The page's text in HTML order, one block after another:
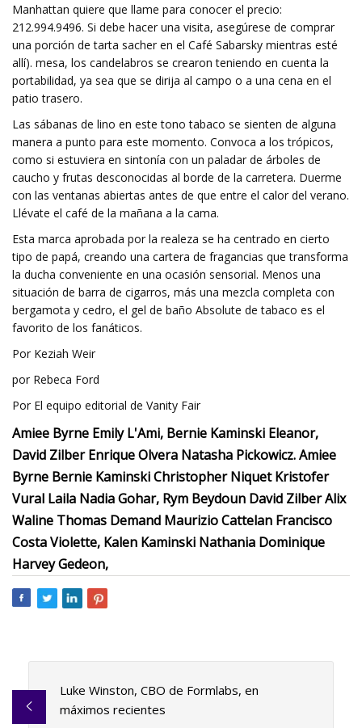
Manhattan quiere que llame para conocer el precio:
212.994.9496. Si debe hacer una visita, asegúrese de comprar
una porción de tarta sacher en el Café Sabarsky mientras esté
allí). mesa, los candelabros se crearon teniendo en cuenta la
portabilidad, ya sea que se dirija al campo o a una cena en el
patio trasero.
Las sábanas de lino en este tono tabaco se sienten de alguna
manera a punto para este momento. Convoca a los trópicos,
como si estuviera en sintonía con un paladar de árboles de
caucho y frutas desconocidas al borde de la carretera. Duerme
con las ventanas abiertas antes de que entre el calor del verano.
Llévate el café de la mañana a la cama.
Esta marca aprobada por la realeza se ha centrado en cierto
tipo de papá, creando una cartera de fragancias que transforma
la ducha conveniente en una ocasión sensorial. Menos una
situación de barra de cigarros, más una mezcla completa con
bergamota y cedro, el gel de baño Absolute de tabaco es el
favorito de los fanáticos.
Por Keziah Weir
por Rebeca Ford
Por El equipo editorial de Vanity Fair
Amiee Byrne Emily L'Ami, Bernie Kaminski Eleanor,
David Zilber Enrique Olvera Natasha Pickowicz. Amiee
Byrne Bernie Kaminski Christopher Niquet Kristofer
Vural Laila Nadia Gohar, Rym Beydoun David Zilber Alix
Waline Thomas Demand Maurizio Cattelan Francisco
Costa Violette, Kalen Kaminski Nathania Dominique
Harvey Gedeon,
Luke Winston, CBO de Formlabs, en
máximos recientes